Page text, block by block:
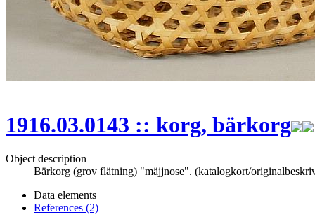
1916.03.0143 :: korg, bärkorg
Object description
Bärkorg (grov flätning) "mäjjnose". (katalogkort/
Data elements
References (2)